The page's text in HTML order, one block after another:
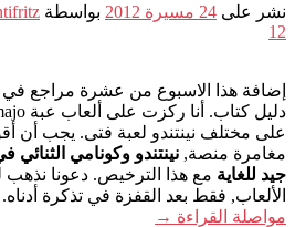
نشر على 24 مسيرة 2012 بواسطة
12
إضافة هذا الاسبوع من عشرة مراجع في
مغامرة منصة, نينتندو وكونامي
جيد للغاية مع هذا الترخيص. دعونا نذهب
الألعاب, فقط بعد القفزة في تذكرة أدناه.
مواصلة القراءة →